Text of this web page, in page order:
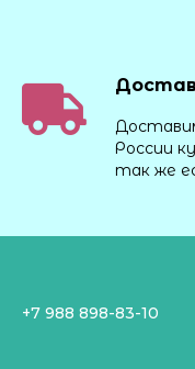
России
так же
+7 988 898-83-10